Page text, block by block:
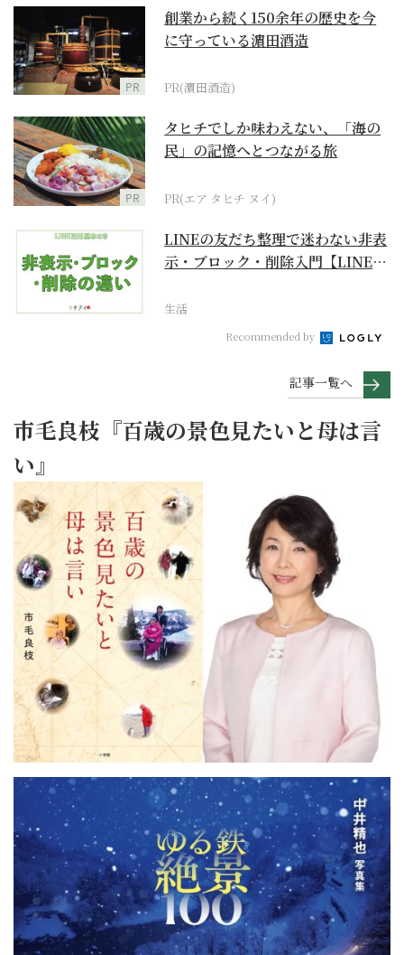
PR
創業から続く150余年の歴史を今
に守っている濵田酒造
PR(濵田酒造)
PR
タヒチでしか味わえない、「海の
民」の記憶へとつながる旅
PR(エア タヒチ ヌイ)
LINEの友だち整理で迷わない非表
示・ブロック・削除入門【LINE活
生活
Recommended by
記事一覧へ
市毛良枝『百歳の景色見たいと母は言
い』